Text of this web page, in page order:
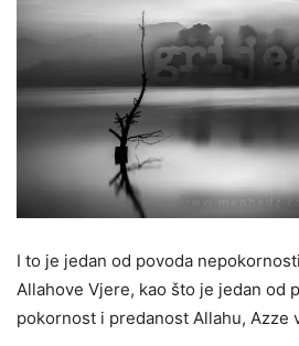
I to je jedan od povoda
Allahove Vjere, kao što je jedan od
pokornost i predanost Allahu, Azze